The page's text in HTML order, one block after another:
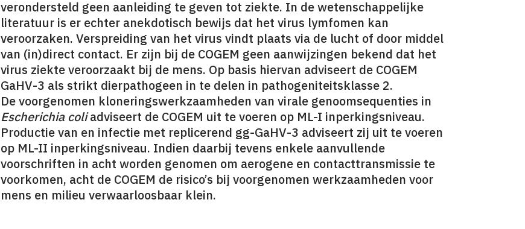
verondersteld geen aanleiding te geven tot ziekte. In de wetenschappelijke
literatuur is er echter anekdotisch bewijs dat het virus lymfomen kan
veroorzaken. Verspreiding van het virus vindt plaats via de lucht of door middel
van (in)direct contact. Er zijn bij de COGEM geen aanwijzingen bekend dat het
virus ziekte veroorzaakt bij de mens. Op basis hiervan adviseert de COGEM
GaHV-3 als strikt dierpathogeen in te delen in pathogeniteitsklasse 2.
De voorgenomen kloneringswerkzaamheden van virale genoomsequenties in
Escherichia coliadviseert de COGEM uit te voeren op ML-I inperkingsniveau.
Productie van en infectie met replicerend gg-GaHV-3 adviseert zij uit te voeren
op ML-II inperkingsniveau. Indien daarbij tevens enkele aanvullende
voorschriften in acht worden genomen om aerogene en contacttransmissie te
voorkomen, acht de COGEM de risico’s bij voorgenomen werkzaamheden voor
mens en milieu verwaarloosbaar klein.